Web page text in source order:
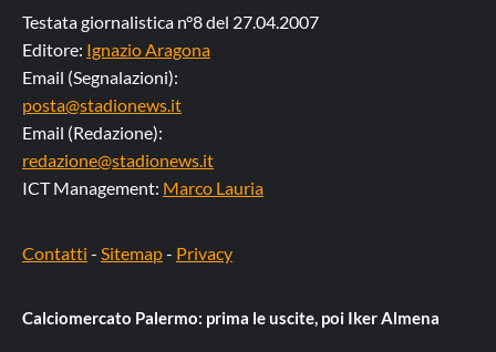
Testata giornalistica n°8 del 27.04.2007
Editore: Ignazio Aragona
Email (Segnalazioni):
posta@stadionews.it
Email (Redazione):
redazione@stadionews.it
ICT Management: Marco Lauria
Contatti - Sitemap- Privacy
Calciomercato Palermo: prima le uscite, poi Iker Almena